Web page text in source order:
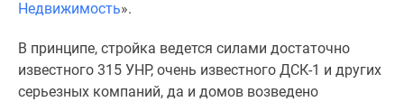
скидками
41%
Недвижимость».
В принципе, стройка ведется силами достаточно
известного 315 УНР, очень известного ДСК-1 и других
серьезных компаний, да и домов возведено